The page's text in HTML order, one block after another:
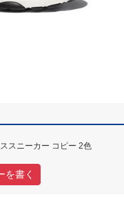
スニーカー コピー 2色
を書く